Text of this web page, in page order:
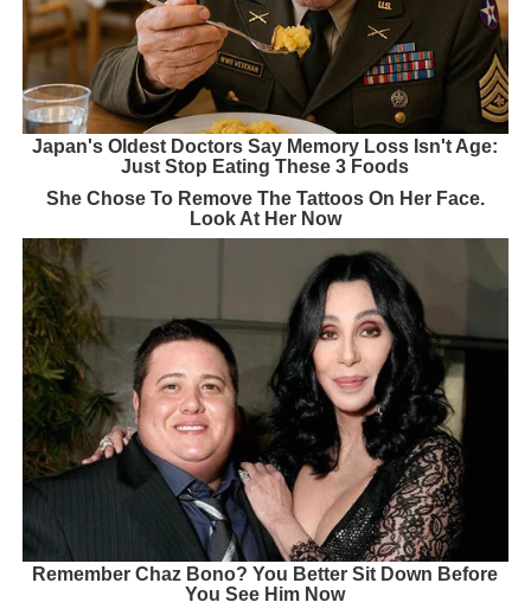
Japan's Oldest Doctors Say Memory Loss Isn't Age:
Just Stop Eating These 3 Foods
She Chose To Remove The Tattoos On Her Face.
Look At Her Now
Remember Chaz Bono? You Better Sit Down Before
You See Him Now